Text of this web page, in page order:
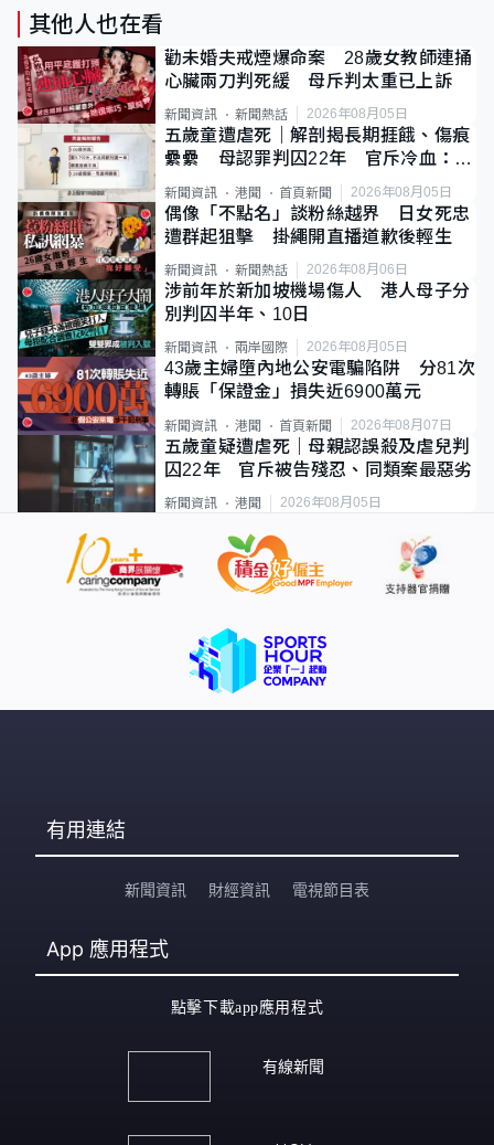
其他人也在看
勸未婚夫戒煙爆命案 28歲女教師連捅
心臟兩刀判死緩 母斥判太重已上訴
新聞資訊 新聞熱話 2026年08月05日
五歲童遭虐死｜解剖揭長期捱餓、傷痕
纍纍 母認罪判囚22年 官斥冷血：同
類案最惡劣
新聞資訊 港聞 首頁新聞 2026年08月05日
偶像「不點名」談粉絲越界 日女死忠
遭群起狙擊 掛繩開直播道歉後輕生
新聞資訊 新聞熱話 2026年08月06日
涉前年於新加坡機場傷人 港人母子分
別判囚半年、10日
新聞資訊 兩岸國際 2026年08月05日
43歲主婦墮內地公安電騙陷阱 分81次
轉賬「保證金」損失近6900萬元
新聞資訊 港聞 首頁新聞 2026年08月07日
五歲童疑遭虐死｜母親認誤殺及虐兒判
囚22年 官斥被告殘忍、同類案最惡劣
新聞資訊 港聞 2026年08月05日
有用連結
新聞資訊 財經資訊 電視節目表
App 應用程式
點擊下載app應用程式
有線新聞